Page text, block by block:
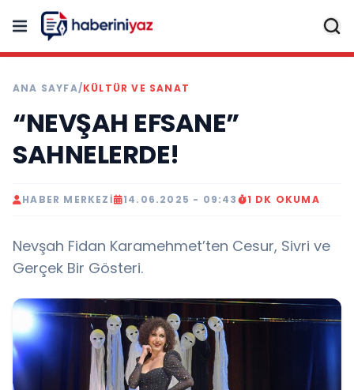
ANA SAYFA/KÜLTÜR VE SANAT
“NEVŞAH EFSANE”
SAHNELERDE!
HABER MERKEZI 14.06.2025 - 09:43 1 DK OKUMA
Nevşah Fidan Karamehmet’ten Cesur, Sivri ve
Gerçek Bir Gösteri.